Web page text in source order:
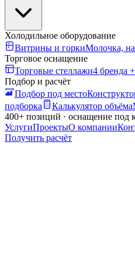
Холодильное оборудование
Витрины и горкиМолочка,
Торговое оснащение
Торговые стеллажи4 бренда
Подбор и расчёт
Подбор под место
подборка
Калькулятор объёма
400+ позиций · оснащение под
УслугиПроектыО компании
Получить расчёт